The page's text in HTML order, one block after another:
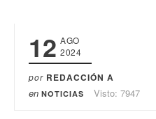
12 AGO
2024
por REDACCIÓN A
en NOTICIAS Visto: 7947